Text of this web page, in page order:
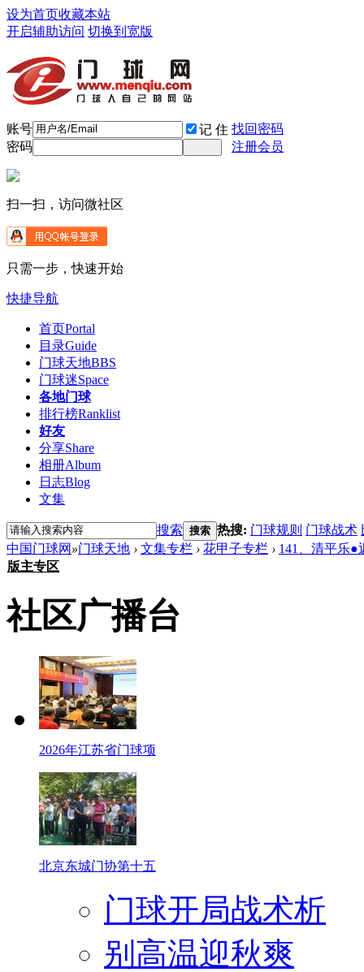
设为首页收藏本站
开启辅助访问 切换到宽版
账号 记 住 找回密码
密码
注册会员
扫一扫，访问微社区
只需一步，快速开始
快捷导航
首页Portal
目录Guide
门球天地BBS
门球迷Space
各地门球
排行榜Ranklist
好友
分享Share
相册Album
日志Blog
文集
搜索 搜索 热搜: 门球规则 门球战术
中国门球网 »门球天地 › 文集专栏 › 花甲子专栏 › 141、清平乐●
版主专区
社区广播台
2026年江苏省门球项
北京东城门协第十五
门球开局战术析
别高温迎秋爽